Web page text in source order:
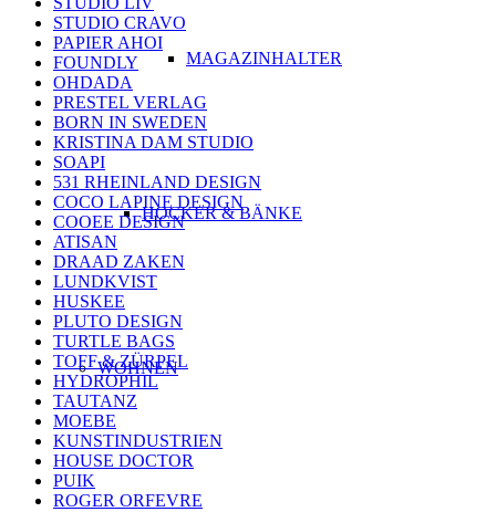
MAGAZINHALTER
HOCKER & BÄNKE
WOHNEN
STUDIO CRAVO
PAPIER AHOI
FOUNDLY
OHDADA
PRESTEL VERLAG
BORN IN SWEDEN
KRISTINA DAM STUDIO
SOAPI
531 RHEINLAND DESIGN
COCO LAPINE DESIGN
COOEE DESIGN
ATISAN
DRAAD ZAKEN
LUNDKVIST
HUSKEE
PLUTO DESIGN
TURTLE BAGS
TOFF & ZÜRPEL
HYDROPHIL
TAUTANZ
MOEBE
KUNSTINDUSTRIEN
HOUSE DOCTOR
PUIK
ROGER ORFEVRE